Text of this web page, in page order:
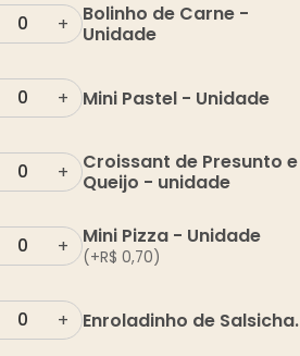
+
Bolinho de Carne -
Unidade
+ Mini Pastel - Unidade
+
Croissant de Presunto e
Queijo - unidade
+ Mini Pizza - Unidade
(+R$ 0,70)
+ Enroladinho de Salsicha.